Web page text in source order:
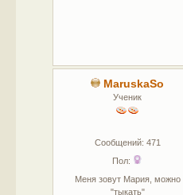
MaruskaSo
Ученик
Сообщений: 471
Пол:
Меня зовут Мария, можно
"тыкать"